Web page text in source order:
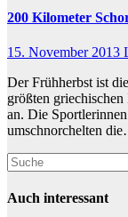
200 Kilometer
15. November 2013
Der Frühherbst ist
größten
an. Die
umschnorchelten
Auch interessant